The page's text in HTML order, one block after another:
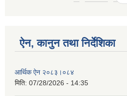
ऐन, कानुन तथा निर्देशिका
आर्थिक ऐन २०८३।०८४
मिति: 07/28/2026 - 14:35